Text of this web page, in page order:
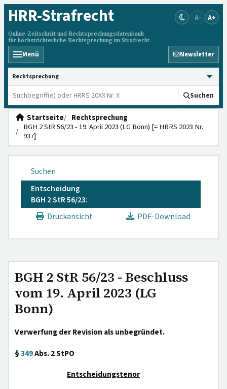
HRR-Strafrecht
Online-Zeitschrift und Rechtsprechungsdatenbank
für höchstrichterliche Rechtsprechung im Strafrecht
A- A+
Menü Newsletter
HRRS durchsuchen
Suchen
Startseite
Rechtsprechung
BGH 2 StR 56/23 - 19. April 2023 (LG Bonn) [= HRRS 2023 Nr.
937]
Suchen
Entscheidung
BGH 2 StR 56/23:
Druckansicht
PDF-Download
BGH 2 StR 56/23 - Beschluss
vom 19. April 2023 (LG
Bonn)
Verwerfung der Revision als unbegründet.
§349Abs. 2 StPO
Entscheidungstenor